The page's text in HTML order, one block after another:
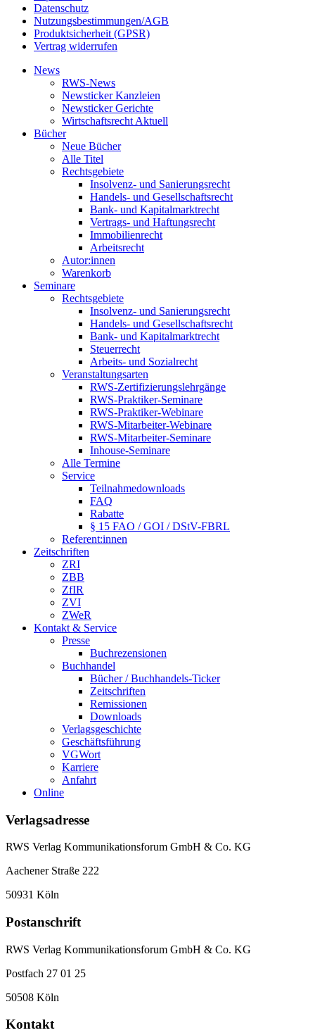
Datenschutz
Nutzungsbestimmungen/AGB
Produktsicherheit (GPSR)
Vertrag widerrufen
News
RWS-News
Newsticker Kanzleien
Newsticker Gerichte
Wirtschaftsrecht Aktuell
Bücher
Neue Bücher
Alle Titel
Rechtsgebiete
Insolvenz- und Sanierungsrecht
Handels- und Gesellschaftsrecht
Bank- und Kapitalmarktrecht
Vertrags- und Haftungsrecht
Immobilienrecht
Arbeitsrecht
Autor:innen
Warenkorb
Seminare
Rechtsgebiete
Insolvenz- und Sanierungsrecht
Handels- und Gesellschaftsrecht
Bank- und Kapitalmarktrecht
Steuerrecht
Arbeits- und Sozialrecht
Veranstaltungsarten
RWS-Zertifizierungslehrgänge
RWS-Praktiker-Seminare
RWS-Praktiker-Webinare
RWS-Mitarbeiter-Webinare
RWS-Mitarbeiter-Seminare
Inhouse-Seminare
Alle Termine
Service
Teilnahmedownloads
FAQ
Rabatte
§ 15 FAO / GOI / DStV-FBRL
Referent:innen
Zeitschriften
ZRI
ZBB
ZfIR
ZVI
ZWeR
Kontakt & Service
Presse
Buchrezensionen
Buchhandel
Bücher / Buchhandels-Ticker
Zeitschriften
Remissionen
Downloads
Verlagsgeschichte
Geschäftsführung
VGWort
Karriere
Anfahrt
Online
Verlagsadresse
RWS Verlag Kommunikationsforum GmbH & Co. KG
Aachener Straße 222
50931 Köln
Postanschrift
RWS Verlag Kommunikationsforum GmbH & Co. KG
Postfach 27 01 25
50508 Köln
Kontakt